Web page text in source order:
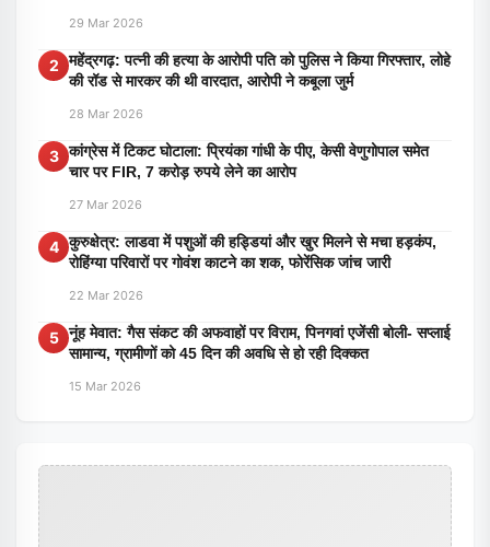
29 Mar 2026
2
महेंद्रगढ़: पत्नी की हत्या के आरोपी पति को पुलिस ने किया गिरफ्तार, लोहे
की रॉड से मारकर की थी वारदात, आरोपी ने कबूला जुर्म
28 Mar 2026
3 कांग्रेस में टिकट घोटाला: प्रियंका गांधी के पीए, केसी वेणुगोपाल समेत
चार पर FIR, 7 करोड़ रुपये लेने का आरोप
27 Mar 2026
4 कुरुक्षेत्र: लाडवा में पशुओं की हड्डियां और खुर मिलने से मचा हड़कंप,
रोहिंग्या परिवारों पर गोवंश काटने का शक, फोरेंसिक जांच जारी
22 Mar 2026
5 नूंह मेवात: गैस संकट की अफवाहों पर विराम, पिनगवां एजेंसी बोली- सप्लाई
सामान्य, ग्रामीणों को 45 दिन की अवधि से हो रही दिक्कत
15 Mar 2026